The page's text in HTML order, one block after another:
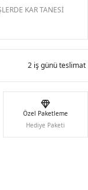
KAR TANESİ
2 iş günü teslimat
Özel Paketleme
Hediye Paketi